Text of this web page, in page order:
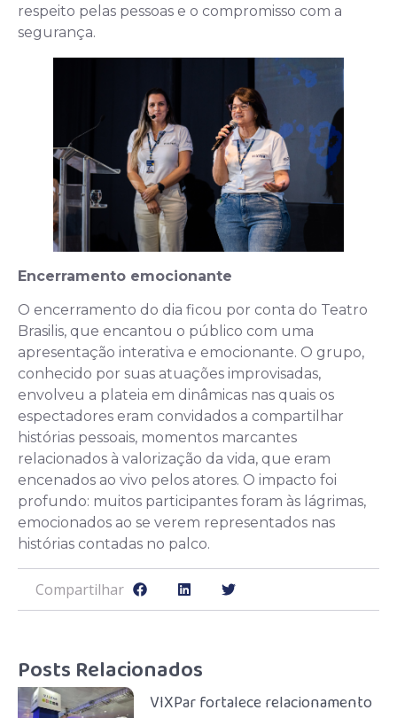
respeito pelas pessoas e o compromisso com a
segurança.
Encerramento emocionante
O encerramento do dia ficou por conta do Teatro
Brasilis, que encantou o público com uma
apresentação interativa e emocionante. O grupo,
conhecido por suas atuações improvisadas,
envolveu a plateia em dinâmicas nas quais os
espectadores eram convidados a compartilhar
histórias pessoais, momentos marcantes
relacionados à valorização da vida, que eram
encenados ao vivo pelos atores. O impacto foi
profundo: muitos participantes foram às lágrimas,
emocionados ao se verem representados nas
histórias contadas no palco.
Compartilhar
Posts Relacionados
VIXPar fortalece relacionamento